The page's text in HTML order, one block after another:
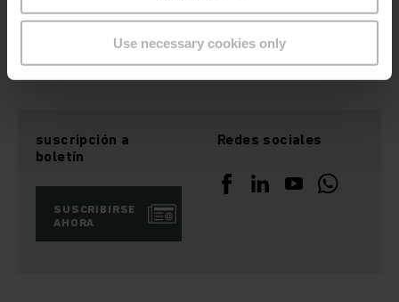
Use necessary cookies only
OBTENER MÁS INFORMACIÓN
suscripción a
boletín
SUSCRIBIRSE
AHORA
Redes sociales